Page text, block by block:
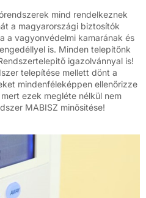
mind rendelkeznek
a magyarországi biztosítók
a vagyonvédelmi kamarának és
is. Minden telepítőnk
igazolvánnyal is!
telepítése mellett dönt a
mindenféleképpen ellenőrizze
ezek megléte nélkül nem
MABISZ minősitése!